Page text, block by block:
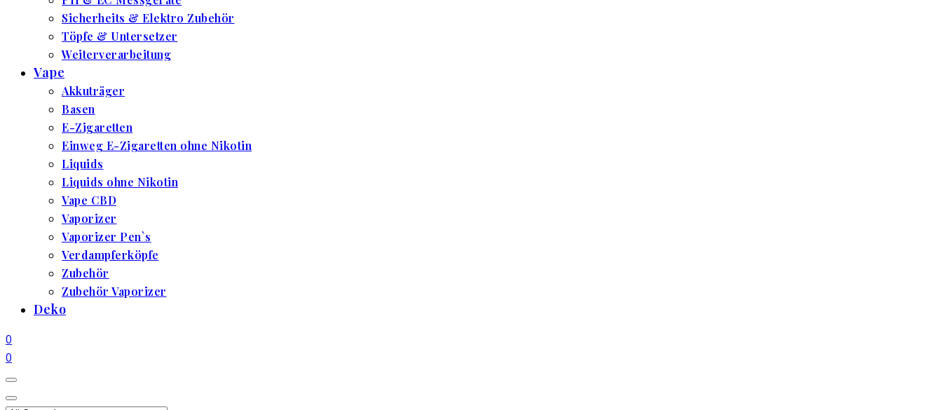
Sicherheits & Elektro Zubehör
Töpfe & Untersetzer
Weiterverarbeitung
Vape
Akkuträger
Basen
E-Zigaretten
Einweg E-Zigaretten ohne Nikotin
Liquids
Liquids ohne Nikotin
Vape CBD
Vaporizer
Vaporizer Pen`s
Verdampferköpfe
Zubehör
Zubehör Vaporizer
Deko
0
0